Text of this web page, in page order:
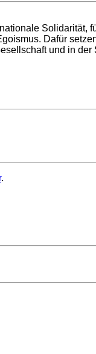
Solidarität,
Dafür
und in der
.